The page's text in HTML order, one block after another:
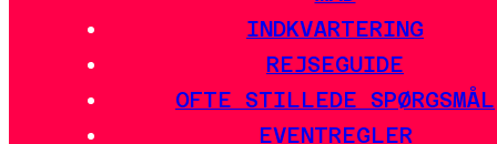
INDKVARTERING
REJSEGUIDE
OFTE STILLEDE SPØRGSMÅL
EVENTREGLER